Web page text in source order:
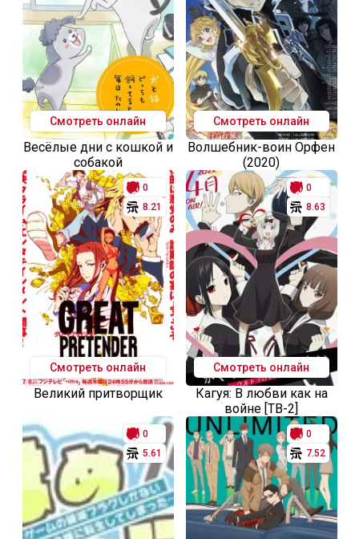
Смотреть онлайн
Весёлые дни с кошкой и
собакой
Смотреть онлайн
Волшебник-воин Орфен
(2020)
0
8.21
Смотреть онлайн
Великий притворщик
0
8.63
Смотреть онлайн
Кагуя: В любви как на
войне [ТВ-2]
0
5.61
0
7.52